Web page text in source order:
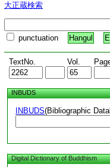
大正蔵検索
punctuation Hangul
TextNo. Vol.
INBUDS
INBUDS(Bibliographic
Digital Dictionary of Buddhism